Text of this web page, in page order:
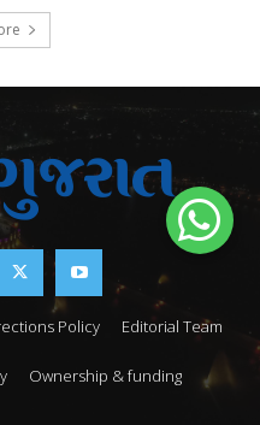
Policy Editorial Team
Ownership & funding